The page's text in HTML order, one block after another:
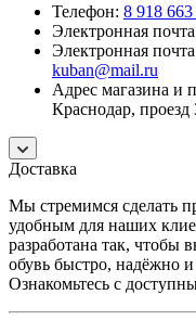
Телефон: 8 918
Электронная
Электронная
kuban@mail.ru
Адрес магазина и
Краснодар,
Доставка
Мы стремимся сделать
удобным для наших
разработана так, чтобы
обувь быстро, надёжно
Ознакомьтесь с